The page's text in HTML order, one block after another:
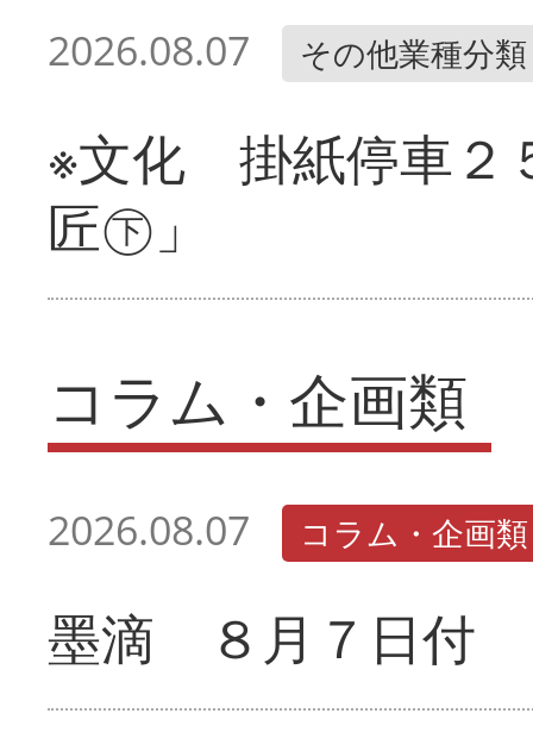
2026.08.07 その他業種分類
※文化 掛紙停車２
匠㊦」
コラム・企画類
2026.08.07 コラム・企画類
墨滴 ８月７日付